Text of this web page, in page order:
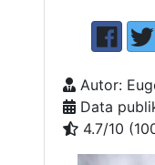
Autor:
Data
4.7/10